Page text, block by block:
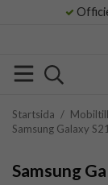
Startsida /
Samsung Galaxy
Samsung